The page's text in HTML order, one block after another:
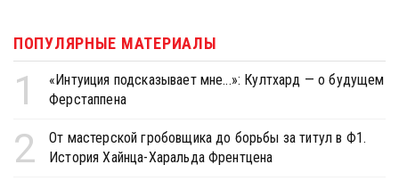
ПОПУЛЯРНЫЕ МАТЕРИАЛЫ
1
«Интуиция подсказывает мне...»: Култхард — о будущем
Ферстаппена
2
От мастерской гробовщика до борьбы за титул в Ф1.
История Хайнца-Харальда Френтцена